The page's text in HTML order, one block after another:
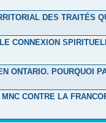
DES TRAITÉS
CONNEXION
ONTARIO. POURQUOI
CONTRE LA